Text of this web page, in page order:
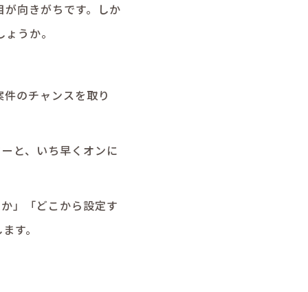
向きがちです。しか
うか。
のチャンスを取り
と、いち早くオンに
」「どこから設定す
す。